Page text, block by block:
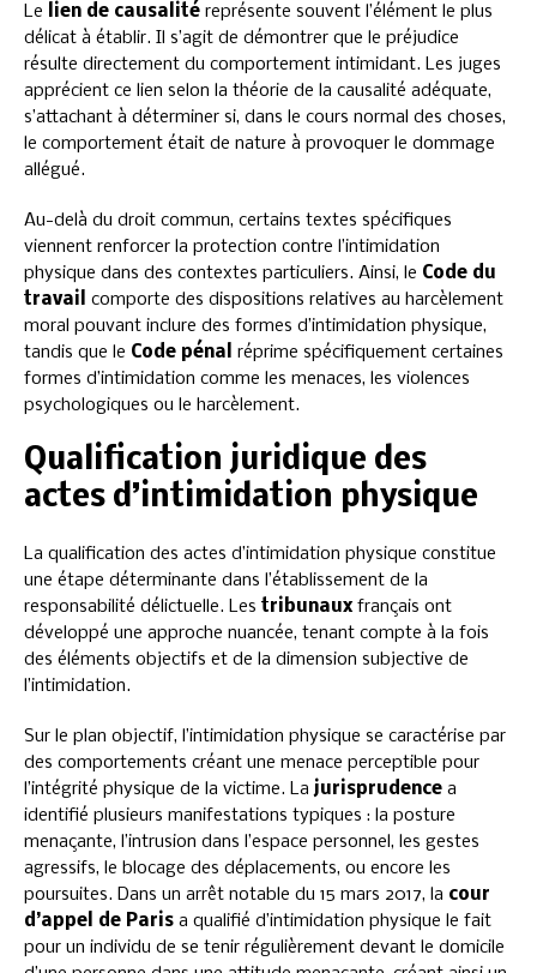
Le lien de causalité représente souvent l’élément le plus
délicat à établir. Il s’agit de démontrer que le préjudice
résulte directement du comportement intimidant. Les juges
apprécient ce lien selon la théorie de la causalité adéquate,
s’attachant à déterminer si, dans le cours normal des choses,
le comportement était de nature à provoquer le dommage
allégué.
Au-delà du droit commun, certains textes spécifiques
viennent renforcer la protection contre l’intimidation
physique dans des contextes particuliers. Ainsi, le Code du
travail
comporte des dispositions relatives au harcèlement
moral pouvant inclure des formes d’intimidation physique,
tandis que le Code pénal
réprime spécifiquement certaines
formes d’intimidation comme les menaces, les violences
psychologiques ou le harcèlement.
Qualification juridique des
actes d’intimidation physique
La qualification des actes d’intimidation physique constitue
une étape déterminante dans l’établissement de la
responsabilité délictuelle. Les tribunaux français ont
développé une approche nuancée, tenant compte à la fois
des éléments objectifs et de la dimension subjective de
l’intimidation.
Sur le plan objectif, l’intimidation physique se caractérise par
des comportements créant une menace perceptible pour
l’intégrité physique de la victime. La jurisprudence a
identifié plusieurs manifestations typiques : la posture
menaçante, l’intrusion dans l’espace personnel, les gestes
agressifs, le blocage des déplacements, ou encore les
poursuites. Dans un arrêt notable du 15 mars 2017, la cour
d’appel de Paris a qualifié d’intimidation physique le fait
pour un individu de se tenir régulièrement devant le domicile